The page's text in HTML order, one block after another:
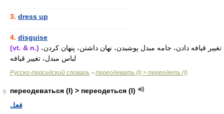
3. dress up
4. disguise
(vt. & n.)
لباس مبدل، تغییر قیافه
Русско-персидский словарь > переодевать (I) > переодеть (I)
5
переодеваться (I) > переодеться (I)
فعل